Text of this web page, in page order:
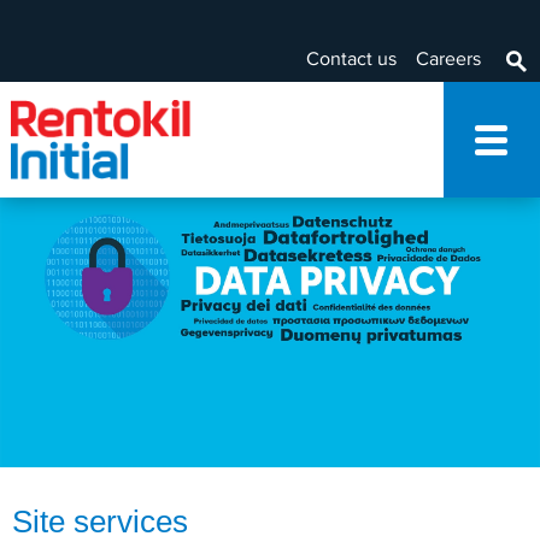
Contact us Careers
Site services